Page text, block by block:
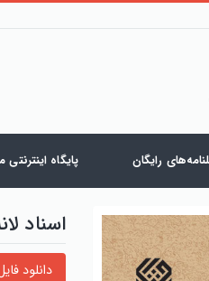
رایگان پایگاه
اسناد
دانلود